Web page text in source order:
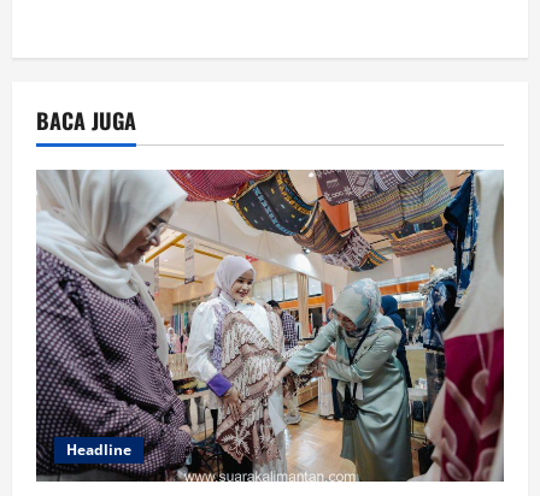
BACA JUGA
Headline